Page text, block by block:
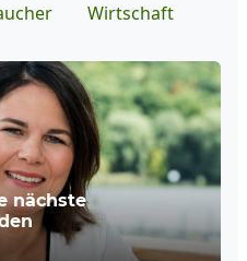
Wirtschaft
nächste